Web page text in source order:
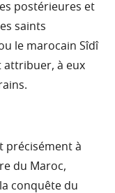
postérieures et
saints
le marocain Sîdî
attribuer, à eux
précisément à
du Maroc,
conquête du